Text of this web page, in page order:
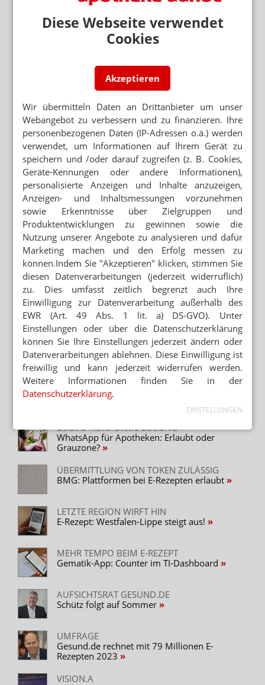
Diese Webseite verwendet
Cookies
Akzeptieren
Wir übermitteln Daten an Drittanbieter um unser
Webangebot zu verbessern und zu finanzieren. Ihre
personenbezogenen Daten (IP-Adressen o.ä.) werden
verwendet, um Informationen auf Ihrem Gerät zu
speichern und /oder darauf zugreifen (z. B. Cookies,
Geräte-Kennungen oder andere Informationen),
personalisierte Anzeigen und Inhalte anzuzeigen,
Anzeigen- und Inhaltsmessungen vorzunehmen
sowie Erkenntnisse über Zielgruppen und
Produktentwicklungen zu gewinnen sowie die
Nutzung unserer Angebote zu analysieren und dafür
Marketing machen und den Erfolg messen zu
können.Indem Sie "Akzeptieren" klicken, stimmen Sie
diesen Datenverarbeitungen (jederzeit widerruflich)
zu. Dies umfasst zeitlich begrenzt auch Ihre
Einwilligung zur Datenverarbeitung außerhalb des
EWR (Art. 49 Abs. 1 lit. a) DS-GVO). Unter
Einstellungen oder über die Datenschutzerklärung
können Sie Ihre Einstellungen jederzeit ändern oder
Datenverarbeitungen ablehnen. Diese Einwilligung ist
freiwillig und kann jederzeit widerrufen werden.
Weitere Informationen finden Sie in der
Datenschutzerklärung.
EINSTELLUNGEN
APPS ALS SCHWACHSTELLE
E-Rezept: Apotheken haften für Patientendaten
DATENAUSLESEN PER APP
E-Rezept: Versender als Schwachstelle
SO ARGUMENTIERT DIE
DATENSCHUTZBEAUFTRAGTE
Kein E-Rezept per Mail: Apotheken-Apps als
Schwachstelle
IA.DE UND GESUND.DE ZUM BMG-ENTWURF
Keine E-Rezepte über Plattformen?
E-REZEPTE NUR ÜBER DIE TI
Abda will Plattformen lahmlegen
Neuere Artikel zum Thema
ZUWÄCHSE SEIT JANUAR
E-Rezept: Bestellboom in Vor-Ort-Apotheken
IMMER ERST DIE APOTHEKE!
E-Rezepte über Plattformen: BMG zieht den
Stecker
INKLUSIVE CARD LINK
Maxmo entwickelt individuelle Apotheken-
DSGVO-KONFORME LÖSUNG
WhatsApp für Apotheken: Erlaubt oder
Grauzone?
ÜBERMITTLUNG VON TOKEN ZULÄSSIG
BMG: Plattformen bei E-Rezepten erlaubt
LETZTE REGION WIRFT HIN
E-Rezept: Westfalen-Lippe steigt aus!
MEHR TEMPO BEIM E-REZEPT
Gematik-App: Counter im TI-Dashboard
AUFSICHTSRAT GESUND.DE
Schütz folgt auf Sommer
UMFRAGE
Gesund.de rechnet mit 79 Millionen E-
Rezepten 2023
VISION.A